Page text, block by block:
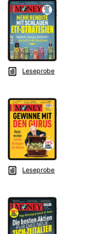
Leseprobe
Leseprobe